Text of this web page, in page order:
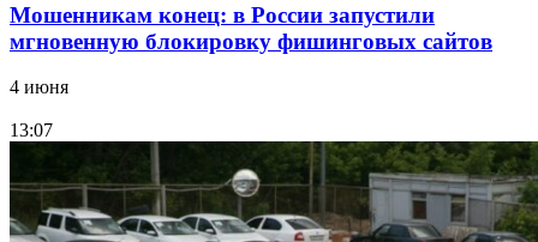
Мошенникам конец: в России запустили
мгновенную блокировку фишинговых сайтов
4 июня
13:07